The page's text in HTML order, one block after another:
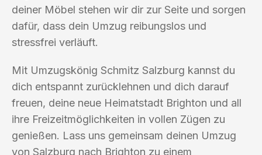
deiner Möbel stehen wir dir zur Seite und sorgen
dafür, dass dein Umzug reibungslos und
stressfrei verläuft.
Mit Umzugskönig Schmitz Salzburg kannst du
dich entspannt zurücklehnen und dich darauf
freuen, deine neue Heimatstadt Brighton und all
ihre Freizeitmöglichkeiten in vollen Zügen zu
genießen. Lass uns gemeinsam deinen Umzug
von Salzburg nach Brighton zu einem